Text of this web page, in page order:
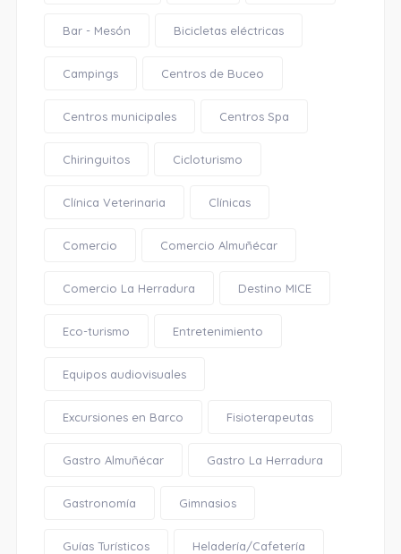
Bar - Mesón Bicicletas eléctricas
Campings Centros de Buceo
Centros municipales Centros Spa
Chiringuitos Cicloturismo
Clínica Veterinaria Clínicas
Comercio Comercio Almuñécar
Comercio La Herradura Destino MICE
Eco-turismo Entretenimiento
Equipos audiovisuales
Excursiones en Barco Fisioterapeutas
Gastro Almuñécar Gastro La Herradura
Gastronomía Gimnasios
Guías Turísticos Heladería/Cafetería